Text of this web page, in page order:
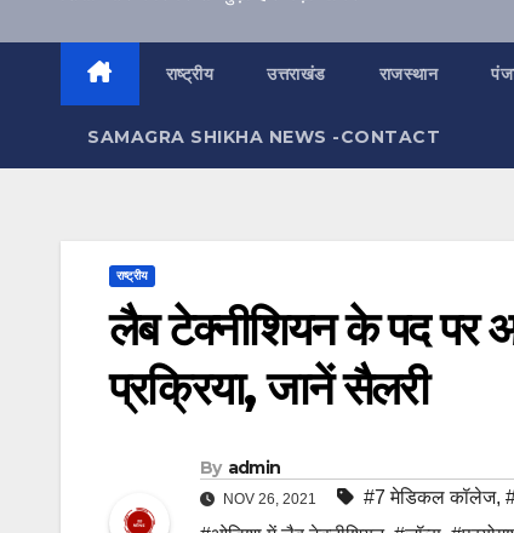
राष्ट्रीय उत्तराखंड राजस्थान
SAMAGRA SHIKHA NEWS -CONTACT
राष्ट्रीय
लैब टेक्नीशियन के पद पर
प्रक्रिया, जानें सैलरी
By admin
NOV 26, 2021 #7 मेडिकल कॉलेज,